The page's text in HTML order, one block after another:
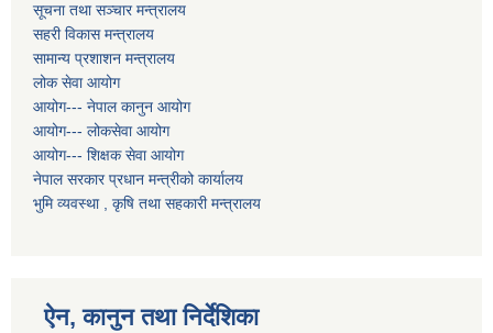
सूचना तथा सञ्चार मन्त्रालय
सहरी विकास मन्त्रालय
सामान्य प्रशाशन मन्त्रालय
लोक सेवा आयोग
आयोग--- नेपाल कानुन आयोग
आयोग--- लोकसेवा आयोग
आयोग--- शिक्षक सेवा आयोग
नेपाल सरकार प्रधान मन्त्रीको कार्यालय
भुमि व्यवस्था , कृषि तथा सहकारी मन्त्रालय
ऐन, कानुन तथा निर्देशिका